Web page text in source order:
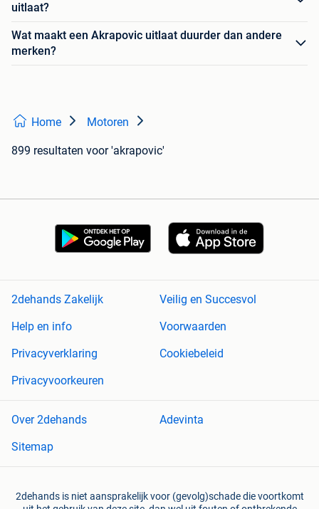
uitlaat?
Wat maakt een Akrapovic uitlaat duurder dan andere
merken?
Home Motoren
899 resultaten voor 'akrapovic'
2dehands Zakelijk
Veilig en Succesvol
Help en info
Voorwaarden
Privacyverklaring
Cookiebeleid
Privacyvoorkeuren
Over 2dehands
Adevinta
Sitemap
2dehands is niet aansprakelijk voor (gevolg)schade die voortkomt